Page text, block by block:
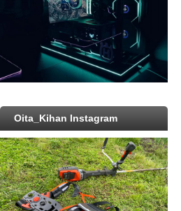
Oita_Kihan Instagram